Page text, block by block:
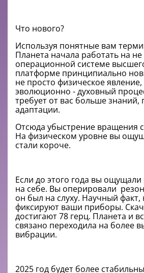
Что нового?
Используя понятные вам
Планета начала работать на
операционной системе
платформе принципиально
не просто физическое явление,
эволюционно - духовный
требует от вас больше знаний,
адаптации.
Отсюда убыстрение вращения
На физическом уровне вы
стали короче.
Если до этого года вы
на себе. Вы оперировали
он был на слуху. Научный факт,
фиксируют ваши приборы.
достигают 78 герц. Планета и
связано переходила на более
вибрации.
2025 год будет более